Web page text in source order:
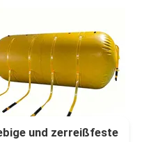
und zerreißfeste